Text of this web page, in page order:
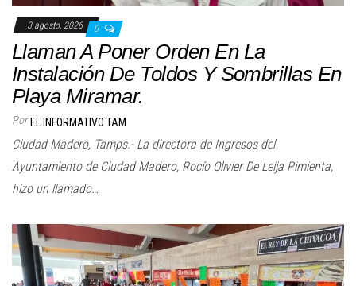
3 agosto, 2026 0
Llaman A Poner Orden En La
Instalación De Toldos Y Sombrillas En
Playa Miramar.
Por EL INFORMATIVO TAM
Ciudad Madero, Tamps.- La directora de Ingresos del
Ayuntamiento de Ciudad Madero, Rocío Olivier De Leija Pimienta,
hizo un llamado…